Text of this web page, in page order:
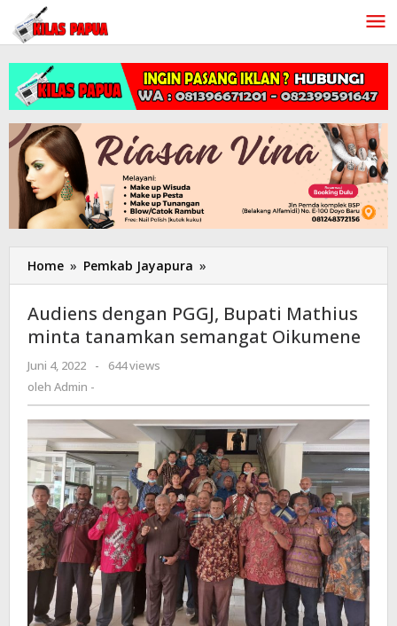
Lewati
konten
Home » Pemkab Jayapura »
dengan
Bupati
Mathius
Audiens dengan PGGJ, Bupati Mathius
minta tanamkan semangat Oikumene
Juni 4, 2022
oleh
-
644 views
oleh Admin -